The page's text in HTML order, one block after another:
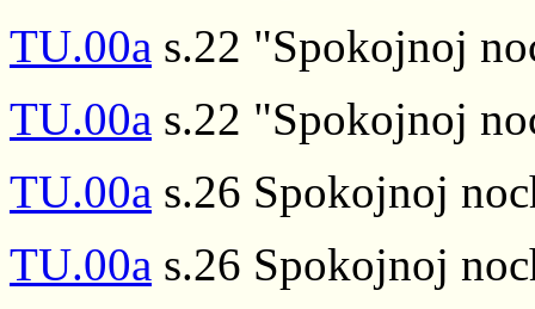
TU.00a s.22 "Spokojnoj
TU.00a s.22 "Spokojnoj
TU.00a s.26 Spokojnoj
TU.00a s.26 Spokojnoj